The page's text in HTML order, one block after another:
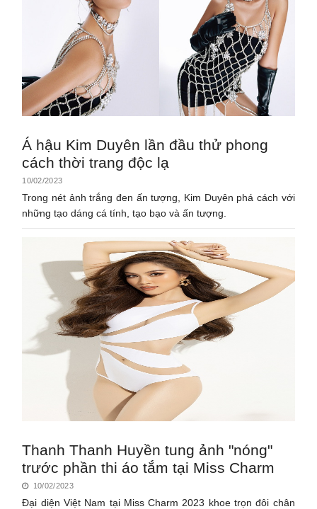
Á hậu Kim Duyên lần đầu thử phong
cách thời trang độc lạ
10/02/2023
Trong nét ảnh trắng đen ấn tượng, Kim Duyên phá cách với
những tạo dáng cá tính, tạo bạo và ấn tượng.
Thanh Thanh Huyền tung ảnh "nóng"
trước phần thi áo tắm tại Miss Charm
10/02/2023
Đại diện Việt Nam tại Miss Charm 2023 khoe trọn đôi chân